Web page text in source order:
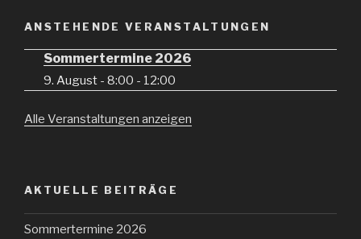
ANSTEHENDE VERANSTALTUNGEN
Sommertermine 2026
9. August - 8:00 - 12:00
Alle Veranstaltungen anzeigen
AKTUELLE BEITRÄGE
Sommertermine 2026